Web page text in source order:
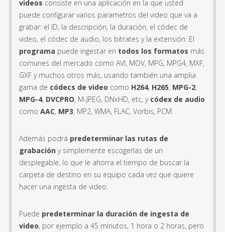
videos consiste en una aplicación en la que usted
puede configurar varios parametros del video que va a
grabar: el ID, la descripción, la duración, el códec de
video, el códec de audio, los bitrates y la extensión. El
programa puede ingestar en todos los formatos más
comunes del mercado como AVI, MOV, MPG, MPG4, MXF,
GXF y muchos otros más, usando también una amplia
gama de códecs de video como H264, H265, MPG-2,
MPG-4, DVCPRO, M-JPEG, DNxHD, etc, y códex de audio
comoAAC, MP3, MP2, WMA, FLAC, Vorbis, PCM.
Además podrá predeterminar las rutas de
grabación y simplemente escogerlas de un
desplegable, lo que le ahorra el tiempo de buscar la
carpeta de destino en su equipo cada vez que quiere
hacer una ingesta de video.
Puede predeterminar la duración de ingesta de
video, por ejemplo a 45 minutos, 1 hora o 2 horas, pero